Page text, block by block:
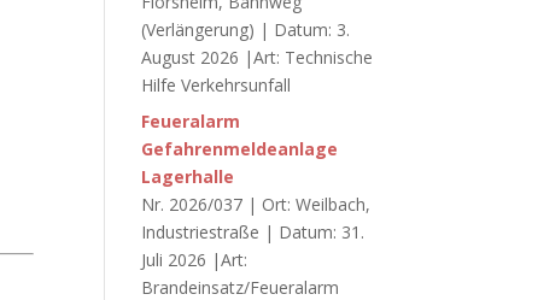
(Verlängerung) | Datum: 3.
August 2026 |Art: Technische
Hilfe Verkehrsunfall
Feueralarm
Gefahrenmeldeanlage
Lagerhalle
Nr. 2026/037 | Ort: Weilbach,
Industriestraße | Datum: 31.
Juli 2026 |Art:
Brandeinsatz/Feueralarm